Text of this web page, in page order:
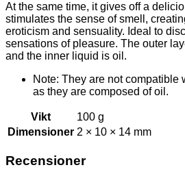
At the same time, it gives off a
stimulates the sense of smell,
eroticism and sensuality. Ideal to
sensations of pleasure. The outer
and the inner liquid is oil.
Note: They are not compatible
as they are composed of oil.
Vikt
100 g
Dimensioner 2 × 10 × 14 mm
Recensioner